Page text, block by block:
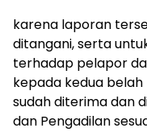
karena laporan
ditangani, serta
terhadap pelapor
kepada kedua
sudah diterima dan
dan Pengadilan